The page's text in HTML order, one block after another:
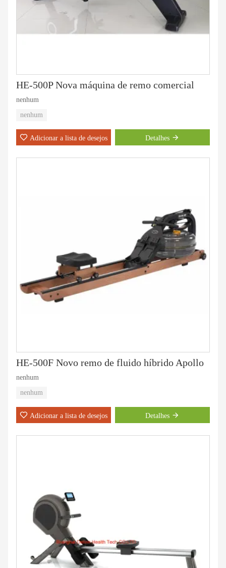
HE-500P Nova máquina de remo comercial
nenhum
nenhum
Adicionar a lista de desejos Detalhes
HE-500F Novo remo de fluido híbrido Apollo
nenhum
nenhum
Adicionar a lista de desejos Detalhes